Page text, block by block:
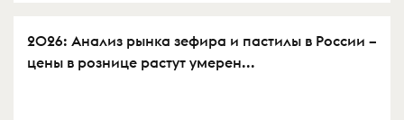
2026: Анализ рынка зефира и пастилы в России –
цены в рознице растут умерен...